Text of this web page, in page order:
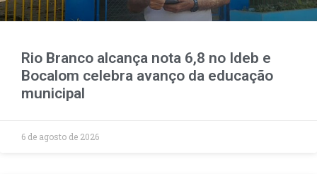
Rio Branco alcança nota 6,8 no Ideb e
Bocalom celebra avanço da educação
municipal
6 de agosto de 2026